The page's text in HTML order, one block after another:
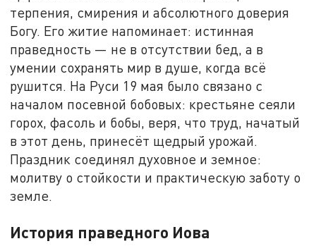
терпения, смирения и абсолютного доверия
Богу. Его житие напоминает: истинная
праведность — не в отсутствии бед, а в
умении сохранять мир в душе, когда всё
рушится. На Руси 19 мая было связано с
началом посевной бобовых: крестьяне сеяли
горох, фасоль и бобы, веря, что труд, начатый
в этот день, принесёт щедрый урожай.
Праздник соединял духовное и земное:
молитву о стойкости и практическую заботу о
земле.
История праведного Иова